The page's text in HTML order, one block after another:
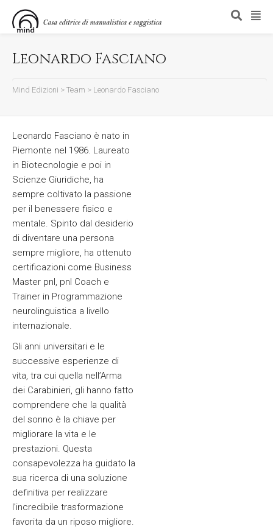
Leonardo Fasciano
Mind Edizioni > Team > Leonardo Fasciano
Leonardo Fasciano è nato in
Piemonte nel 1986. Laureato
in Biotecnologie e poi in
Scienze Giuridiche, ha
sempre coltivato la passione
per il benessere fisico e
mentale. Spinto dal desiderio
di diventare una persona
sempre migliore, ha ottenuto
certificazioni come Business
Master pnl, pnl Coach e
Trainer in Programmazione
neurolinguistica a livello
internazionale.
Gli anni universitari e le
successive esperienze di
vita, tra cui quella nell’Arma
dei Carabinieri, gli hanno fatto
comprendere che la qualità
del sonno è la chiave per
migliorare la vita e le
prestazioni. Questa
consapevolezza ha guidato la
sua ricerca di una soluzione
definitiva per realizzare
l’incredibile trasformazione
favorita da un riposo migliore.